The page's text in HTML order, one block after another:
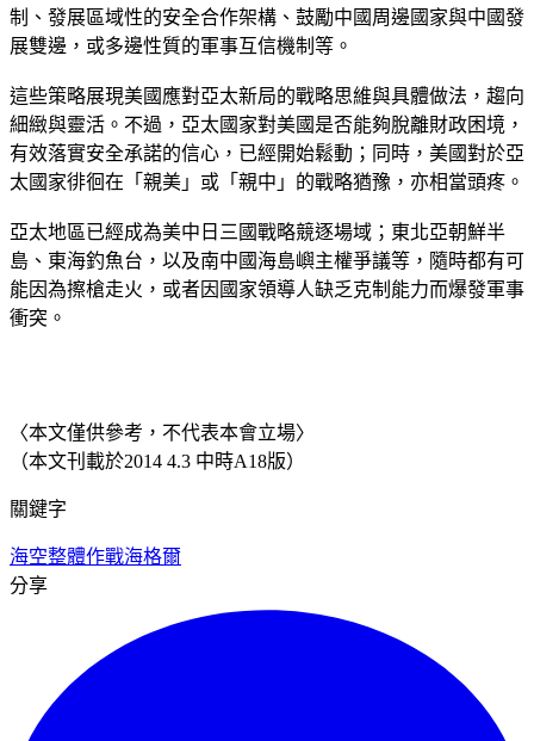
制、發展區域性的安全合作架構、鼓勵中國周邊國家與中國發
展雙邊，或多邊性質的軍事互信機制等。
這些策略展現美國應對亞太新局的戰略思維與具體做法，趨向
細緻與靈活。不過，亞太國家對美國是否能夠脫離財政困境，
有效落實安全承諾的信心，已經開始鬆動；同時，美國對於亞
太國家徘徊在「親美」或「親中」的戰略猶豫，亦相當頭疼。
亞太地區已經成為美中日三國戰略競逐場域；東北亞朝鮮半
島、東海釣魚台，以及南中國海島嶼主權爭議等，隨時都有可
能因為擦槍走火，或者因國家領導人缺乏克制能力而爆發軍事
衝突。
〈本文僅供參考，不代表本會立場〉
（本文刊載於2014 4.3 中時A18版）
關鍵字
海空整體作戰海格爾
分享